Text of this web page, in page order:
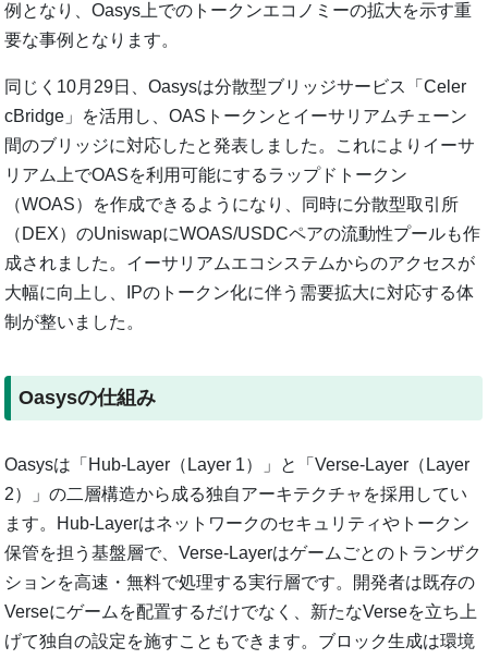
例となり、Oasys上でのトークンエコノミーの拡大を示す重
要な事例となります。
同じく10月29日、Oasysは分散型ブリッジサービス「Celer
cBridge」を活用し、OASトークンとイーサリアムチェーン
間のブリッジに対応したと発表しました。これによりイーサ
リアム上でOASを利用可能にするラップドトークン
（WOAS）を作成できるようになり、同時に分散型取引所
（DEX）のUniswapにWOAS/USDCペアの流動性プールも作
成されました。イーサリアムエコシステムからのアクセスが
大幅に向上し、IPのトークン化に伴う需要拡大に対応する体
制が整いました。
Oasysの仕組み
Oasysは「Hub-Layer（Layer 1）」と「Verse-Layer（Layer
2）」の二層構造から成る独自アーキテクチャを採用してい
ます。Hub-Layerはネットワークのセキュリティやトークン
保管を担う基盤層で、Verse-Layerはゲームごとのトランザク
ションを高速・無料で処理する実行層です。開発者は既存の
Verseにゲームを配置するだけでなく、新たなVerseを立ち上
げて独自の設定を施すこともできます。ブロック生成は環境